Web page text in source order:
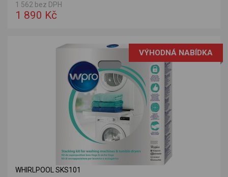
1 562 bez DPH
1 890 Kč
VÝHODNÁ NABÍDKA
WHIRLPOOL SKS101